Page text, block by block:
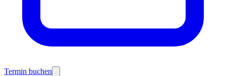
Termin buchen